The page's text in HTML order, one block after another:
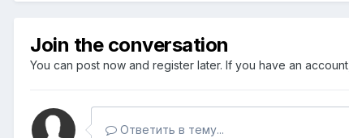
Join the conversation
You can post now and register later. If you have an account,
Ответить в тему...